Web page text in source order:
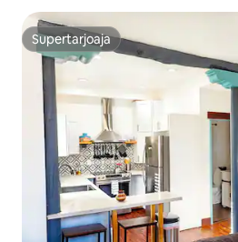
Supertarjoaja
Supertarjoaja